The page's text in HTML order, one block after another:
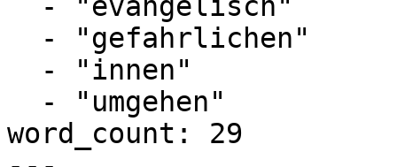
word_count: 29